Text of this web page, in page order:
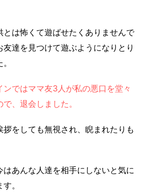
とは怖くて遊ばせたくありませんで
友達を見つけて遊ぶようになりとり
ではママ友3人が私の悪口を堂々
、退会しました。
をしても無視され、睨まれたりも
あんな人達を相手にしないと気に
。